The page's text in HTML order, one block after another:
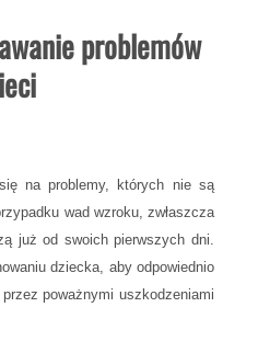
problemów
na problemy, których nie są
wad wzroku, zwłaszcza
już od swoich pierwszych dni.
dziecka, aby odpowiednio
poważnymi uszkodzeniami